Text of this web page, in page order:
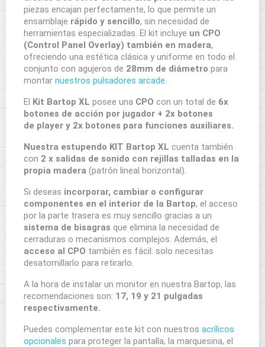
piezas encajan perfectamente, lo que permite un
ensamblaje rápido y sencillo, sin necesidad de
herramientas especializadas. El kit incluye un CPO
(Control Panel Overlay) también en madera,
ofreciendo una estética clásica y uniforme en todo el
conjunto con agujeros de 28mm de diámetro para
montar nuestros pulsadores arcade.
El Kit Bartop XL posee una CPO con un total de 6x
botones de acción por jugador + 2x botones
de player y 2x botones para funciones auxiliares.
Nuestra estupendo KIT Bartop XL cuenta también
con 2 x salidas de sonido con rejillas talladas en la
propia madera (patrón lineal horizontal).
Si deseas incorporar, cambiar o configurar
componentes en el interior de la Bartop, el acceso
por la parte trasera es muy sencillo gracias a un
sistema de bisagras que elimina la necesidad de
cerraduras o mecanismos complejos. Además, el
acceso al CPO también es fácil: solo necesitas
desatornillarlo para retirarlo.
A la hora de instalar un monitor en nuestra Bartop, las
recomendaciones son: 17, 19 y 21 pulgadas
respectivamente.
Puedes complementar este kit con nuestros acrílicos
opcionales para proteger la pantalla, la marquesina, el